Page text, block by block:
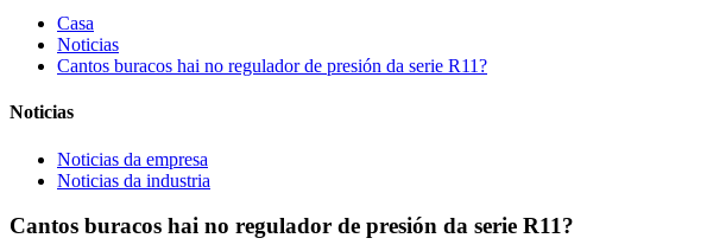
Casa
Noticias
Cantos buracos hai no regulador de presión da serie R11?
Noticias
Noticias da empresa
Noticias da industria
Cantos buracos hai no regulador de presión da serie R11?